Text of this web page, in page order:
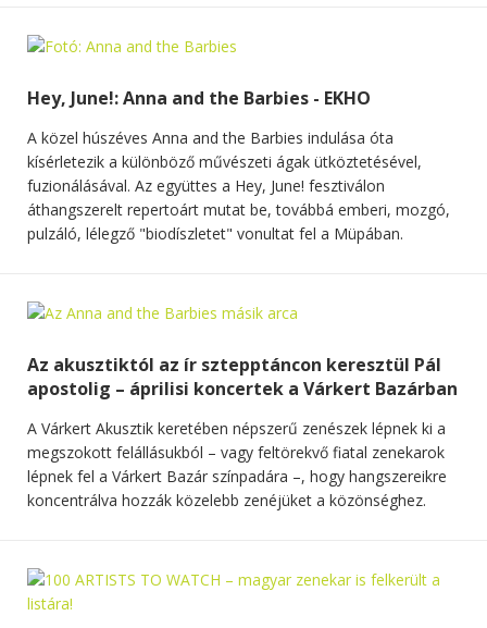
Hey, June!: Anna and the Barbies - EKHO
A közel húszéves Anna and the Barbies indulása óta
kísérletezik a különböző művészeti ágak ütköztetésével,
fuzionálásával. Az együttes a Hey, June! fesztiválon
áthangszerelt repertoárt mutat be, továbbá emberi, mozgó,
pulzáló, lélegző "biodíszletet" vonultat fel a Müpában.
Az akusztiktól az ír sztepptáncon keresztül Pál
apostolig – áprilisi koncertek a Várkert Bazárban
A Várkert Akusztik keretében népszerű zenészek lépnek ki a
megszokott felállásukból – vagy feltörekvő fiatal zenekarok
lépnek fel a Várkert Bazár színpadára –, hogy hangszereikre
koncentrálva hozzák közelebb zenéjüket a közönséghez.